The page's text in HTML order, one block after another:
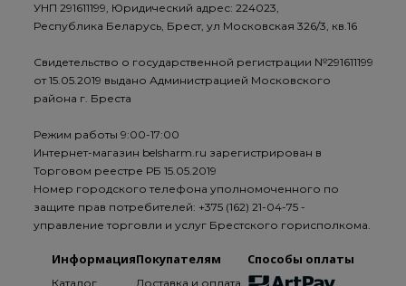
УНП 291611199, Юридический адрес: 224023,
Республика Беларусь, Брест, ул Московская 326/3, кв.16
Свидетельство о государственной регистрации №291611199
от 15.05.2019 выдано Администрацией Московского
района г. Бреста
Режим работы 9:00-17:00
Интернет-магазин belsharm.ru зарегистрирован в
Торговом реестре РБ 15.05.2019
Номер городского телефона уполномоченного по
защите прав потребителей: +375 (162) 21-04-75 -
управление торговли и услуг Брестского горисполкома.
Информация
Каталог
Покупателям
Доставка и оплата
Способы оплаты